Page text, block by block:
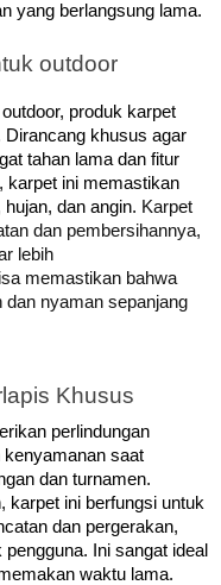
yang berlangsung lama.
outdoor
produk karpet
Dirancang khusus agar
tahan lama dan fitur
karpet ini memastikan
dan angin. Karpet
dan pembersihannya,
lebih
memastikan bahwa
dan nyaman sepanjang
Khusus
perlindungan
kenyamanan saat
dan turnamen.
karpet ini berfungsi untuk
dan pergerakan,
Ini sangat ideal